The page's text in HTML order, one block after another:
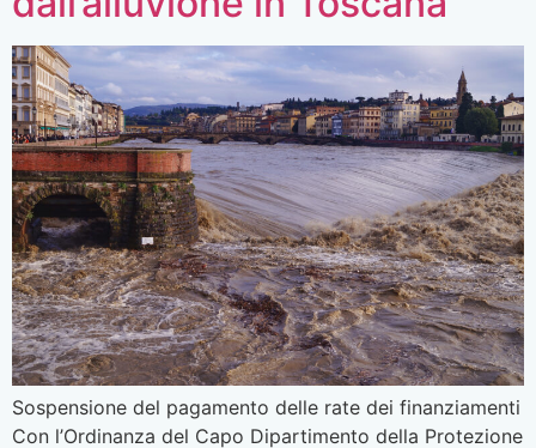
Sospensione del pagamento delle rate dei finanziamenti
Con l’Ordinanza del Capo Dipartimento della Protezione